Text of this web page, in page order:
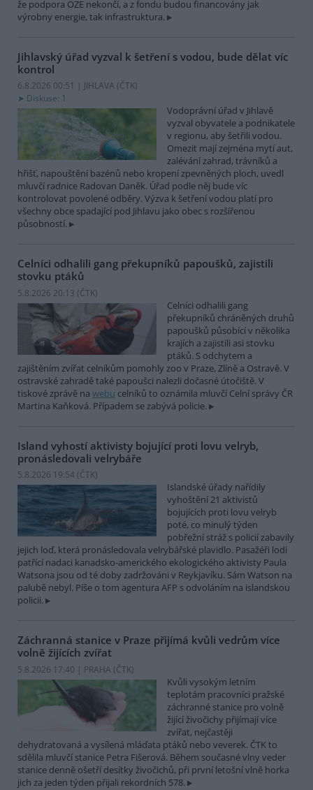
že podpora OZE nekončí, a z fondu budou financovány jak
výrobny energie, tak infrastruktura.
Jihlavský úřad vyzval k šetření s vodou, bude dělat víc
kontrol
6.8.2026 00:51 | JIHLAVA (ČTK)
Diskuse: 1
Vodoprávní úřad v Jihlavě
vyzval obyvatele a podnikatele
v regionu, aby šetřili vodou.
Omezit mají zejména mytí aut,
zalévání zahrad, trávníků a
hřišť, napouštění bazénů nebo kropení zpevněných ploch, uvedl
mluvčí radnice Radovan Daněk. Úřad podle něj bude víc
kontrolovat povolené odběry. Výzva k šetření vodou platí pro
všechny obce spadající pod Jihlavu jako obec s rozšířenou
působností.
Celníci odhalili gang překupníků papoušků, zajistili
stovku ptáků
5.8.2026 20:13 (ČTK)
Celníci odhalili gang
překupníků chráněných druhů
papoušků působící v několika
krajích a zajistili asi stovku
ptáků. S odchytem a
zajištěním zvířat celníkům pomohly zoo v Praze, Zlíně a Ostravě. V
ostravské zahradě také papoušci nalezli dočasné útočiště. V
tiskové zprávě na webu celníků to oznámila mluvčí Celní správy ČR
Martina Kaňková. Případem se zabývá policie.
Island vyhostí aktivisty bojující proti lovu velryb,
pronásledovali velrybáře
5.8.2026 19:54 (ČTK)
Islandské úřady nařídily
vyhoštění 21 aktivistů
bojujících proti lovu velryb
poté, co minulý týden
pobřežní stráž s policií zabavily
jejich loď, která pronásledovala velrybářské plavidlo. Pasažéři lodi
patřící nadaci kanadsko-amerického ekologického aktivisty Paula
Watsona jsou od té doby zadržováni v Reykjavíku. Sám Watson na
palubě nebyl. Píše o tom agentura AFP s odvoláním na islandskou
policii.
Záchranná stanice v Praze přijímá kvůli vedrům více
volně žijících zvířat
5.8.2026 17:40 | PRAHA (ČTK)
Kvůli vysokým letním
teplotám pracovníci pražské
záchranné stanice pro volně
žijící živočichy přijímají více
zvířat, nejčastěji
dehydratovaná a vysílená mláďata ptáků nebo veverek. ČTK to
sdělila mluvčí stanice Petra Fišerová. Během současné vlny veder
stanice denně ošetří desítky živočichů, při první letošní vlně horka
jich za jeden týden přijali rekordních 578.